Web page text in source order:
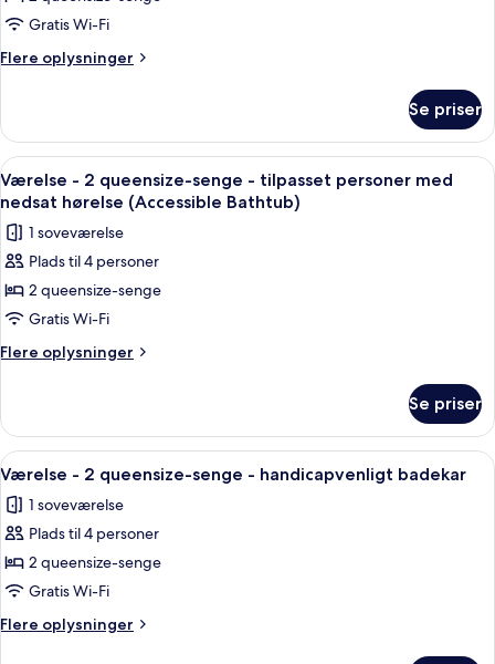
2
queensize-
tilpasset
personer
med
nedsat
hørelse
Gratis Wi-Fi
Flere oplysninger
Flere
-
queensize-
senge
tilpasset
personer
nedsat
hørelse
Se priser
Indlæs
alle
billeder
af
Værelse
-
2
queensize-
tilpasset
personer
med
nedsat
hørelse
(Accessible
Bathtub)
Premium-sengetøj, senge med
9
Værelse - 2 queensize-senge - tilpasset personer med
nedsat hørelse (Accessible Bathtub)
1 soveværelse
Plads til 4 personer
2 queensize-senge
Gratis Wi-Fi
Flere oplysninger
Flere
-
queensize-
tilpasset
med
nedsat
(Accessible
Se priser
Indlæs
alle
billeder
af
Værelse
-
2
queensize-
Premium-sengetøj, senge med
8
Værelse - 2 queensize-senge - handicapvenligt badekar
1 soveværelse
Plads til 4 personer
2 queensize-senge
Gratis Wi-Fi
Flere oplysninger
Flere